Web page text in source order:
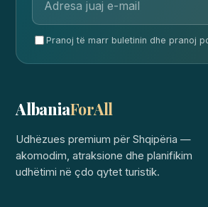
Pranoj të marr buletinin dhe pranoj
AlbaniaForAll
Udhëzues premium për Shqipëria —
akomodim, atraksione dhe planifikim
udhëtimi në çdo qytet turistik.